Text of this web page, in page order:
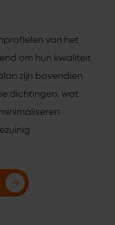
van het
om hun kwaliteit
zijn bovendien
dichtingen, wat